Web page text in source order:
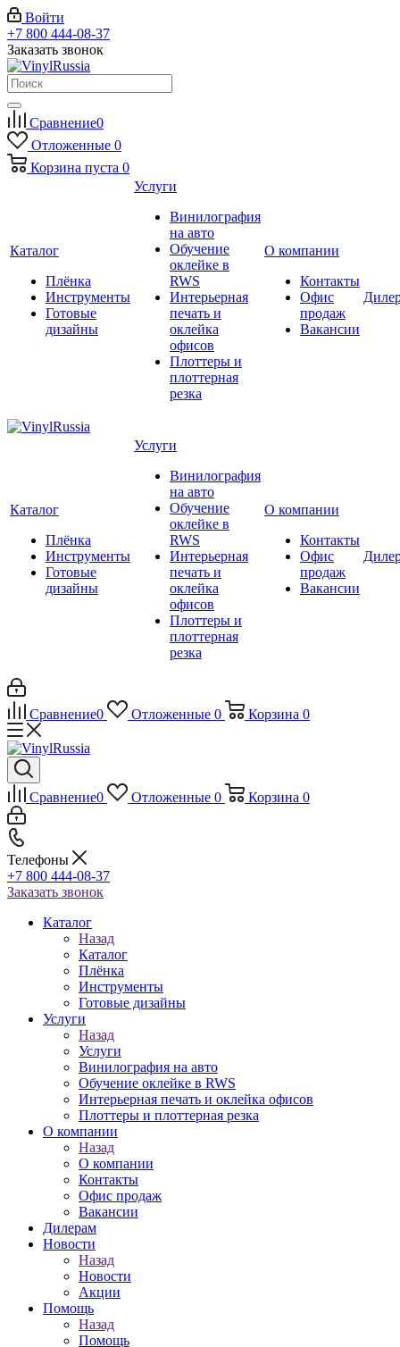
Войти
+7 800 444-08-37
Заказать звонок
Сравнение0
Отложенные 0
Корзина пуста 0
Каталог
Плёнка
Инструменты
Готовые
дизайны
Услуги
Винилография
на авто
Обучение
оклейке в
RWS
Интерьерная
печать и
оклейка
офисов
Плоттеры и
плоттерная
резка
О компании
Контакты
Офис
продаж
Вакансии
Каталог
Плёнка
Инструменты
Готовые
дизайны
Услуги
Винилография
на авто
Обучение
оклейке в
RWS
Интерьерная
печать и
оклейка
офисов
Плоттеры и
плоттерная
резка
О компании
Контакты
Офис
продаж
Вакансии
Сравнение0 Отложенные 0 Корзина 0
Сравнение0 Отложенные 0 Корзина 0
Телефоны
+7 800 444-08-37
Заказать звонок
Каталог
Назад
Каталог
Плёнка
Инструменты
Готовые дизайны
Услуги
Назад
Услуги
Винилография на авто
Обучение оклейке в RWS
Интерьерная печать и оклейка офисов
Плоттеры и плоттерная резка
О компании
Назад
О компании
Контакты
Офис продаж
Вакансии
Дилерам
Новости
Назад
Новости
Акции
Помощь
Назад
Помощь